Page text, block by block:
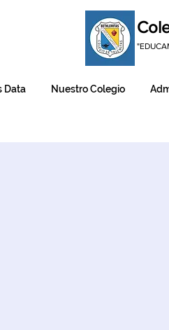
Data Nuestro Colegio